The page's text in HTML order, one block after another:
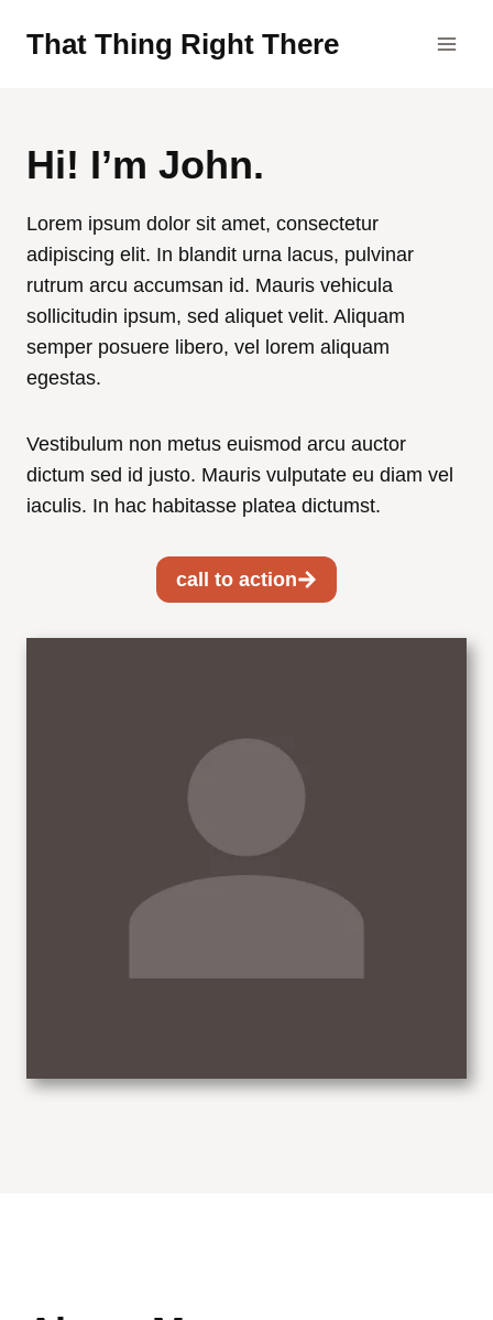
That Thing Right There
Hi! I’m John.
Lorem ipsum dolor sit amet, consectetur
adipiscing elit. In blandit urna lacus, pulvinar
rutrum arcu accumsan id. Mauris vehicula
sollicitudin ipsum, sed aliquet velit. Aliquam
semper posuere libero, vel lorem aliquam
egestas.
Vestibulum non metus euismod arcu auctor
dictum sed id justo. Mauris vulputate eu diam vel
iaculis. In hac habitasse platea dictumst.
call to action